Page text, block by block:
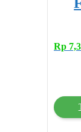
Rp